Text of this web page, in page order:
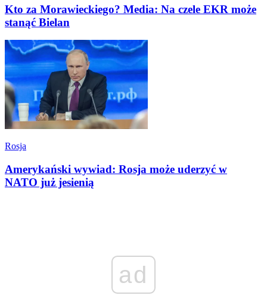
Kto za Morawieckiego? Media: Na czele EKR może
stanąć Bielan
Rosja
Amerykański wywiad: Rosja może uderzyć w
NATO już jesienią
ad